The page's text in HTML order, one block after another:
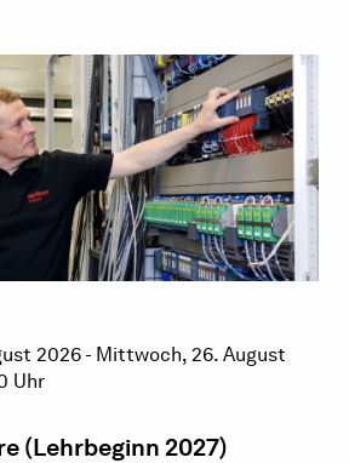
2026 - Mittwoch, 26. August
Uhr
(Lehrbeginn 2027)